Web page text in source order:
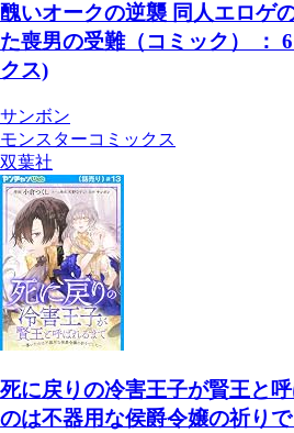
醜いオークの逆襲 同人エロゲ
た喪男の受難（コミック） ：
クス)
サンボン
モンスターコミックス
双葉社
死に戻りの冷害王子が賢王と
のは不器用な侯爵令嬢の祈り